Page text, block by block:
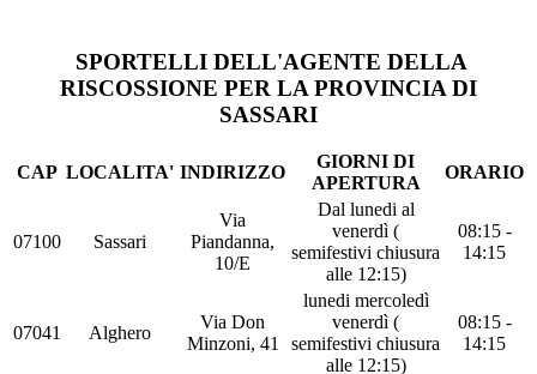
SPORTELLI DELL'AGENTE DELLA
RISCOSSIONE PER LA PROVINCIA DI
SASSARI
CAP LOCALITA' INDIRIZZO
GIORNI DI
APERTURA
ORARIO
07100 Sassari
Via
Piandanna,
10/E
Dal lunedi al
venerdì (
semifestivi chiusura
alle 12:15)
08:15 -
14:15
07041 Alghero
Via Don
Minzoni, 41
lunedi mercoledì
venerdì (
semifestivi chiusura
alle 12:15)
08:15 -
14:15